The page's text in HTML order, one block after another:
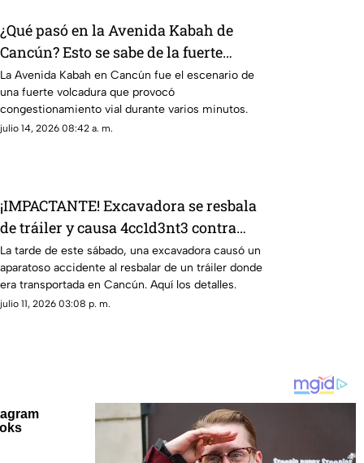
¿Qué pasó en la Avenida Kabah de
Cancún? Esto se sabe de la fuerte
volcadura provocada por un auto de
lujo
La Avenida Kabah en Cancún fue el escenario de
una fuerte volcadura que provocó
congestionamiento vial durante varios minutos.
julio 14, 2026 08:42 a. m.
¡IMPACTANTE! Excavadora se resbala
de tráiler y causa 4cc1d3nt3 contra
vehículo en la Av. López Portillo en
Cancún
La tarde de este sábado, una excavadora causó un
aparatoso accidente al resbalar de un tráiler donde
era transportada en Cancún. Aquí los detalles.
julio 11, 2026 03:08 p. m.